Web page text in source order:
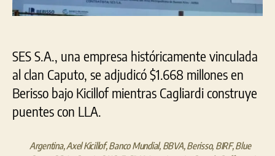
SES S.A., una empresa históricamente vinculada
al clan Caputo, se adjudicó $1.668 millones en
Berisso bajo Kicillof mientras Cagliardi construye
puentes con LLA.
Argentina, Axel Kicillof,Banco Mundial, BBVA, Berisso, BIRF,Blue